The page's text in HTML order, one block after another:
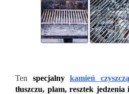
Ten specjalny kamień
tłuszczu, plam, resztek